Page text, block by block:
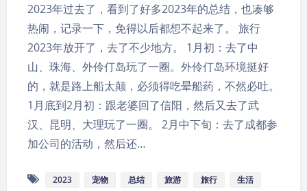
2023年过去了，看到了好多2023年的总结，也凑够
热闹，记录一下，免得以后都想不起来了。 旅行
2023年放开了，去了不少地方。 1月初：去了中
山、珠海、外伶仃岛玩了一圈。外伶仃岛环境挺好
的，就是路上船太颠，必须得吃晕船药，不然必吐。
1月底到2月初：跟老婆回了信阳，然后又去了武
汉、昆明、大理玩了一圈。 2月中下旬：去了成都参
加公司的活动，然后还…
2023 宠物 总结 旅游 旅行 生活